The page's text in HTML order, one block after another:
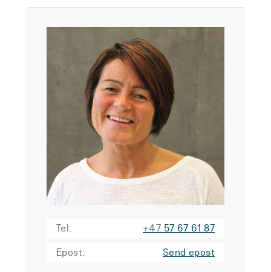
Tel: +47 57 67 61 87
Epost: Send epost